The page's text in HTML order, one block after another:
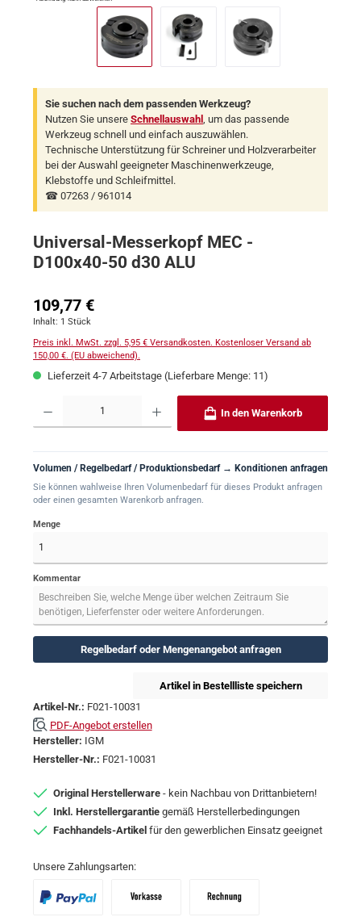
Sie suchen nach dem passenden Werkzeug?
Nutzen Sie unsere Schnellauswahl , um das passende
Werkzeug schnell und einfach auszuwählen.
Technische Unterstützung für Schreiner und Holzverarbeiter
bei der Auswahl geeigneter Maschinenwerkzeuge,
Klebstoffe und Schleifmittel.
☎ 07263 / 961014
Universal-Messerkopf MEC -
D100x40-50 d30 ALU
Regulärer Preis:
109,77 €
Inhalt: 1 Stück
Preis inkl. MwSt. zzgl. 5,95 € Versandkosten. Kostenloser Versand ab
150,00 €. (EU abweichend).
Lieferzeit 4-7 Arbeitstage (Lieferbare Menge: 11)
Produkt Anzahl: Gib den gewünschten Wert ein oder benutze die Schaltflächen
In den Warenkorb
Volumen / Regelbedarf / Produktionsbedarf → Konditionen anfragen
Sie können wahlweise Ihren Volumenbedarf für dieses Produkt anfragen
oder einen gesamten Warenkorb anfragen.
Menge
Kommentar
Regelbedarf oder Mengenangebot anfragen
Artikel in Bestellliste speichern
Artikel-Nr.: F021-10031
PDF-Angebot erstellen
Hersteller: IGM
Hersteller-Nr.: F021-10031
Original Herstellerware - kein Nachbau von Drittanbietern!
Inkl. Herstellergarantie gemäß Herstellerbedingungen
Fachhandels-Artikel für den gewerblichen Einsatz geeignet
Unsere Zahlungsarten: